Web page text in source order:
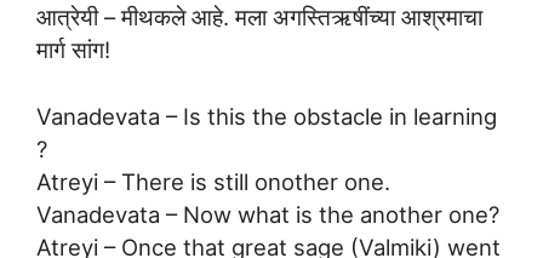
आत्रेयी – मीथकले आहे. मला अगस्तिऋषींच्या आश्रमाचा
मार्ग सांग!
Vanadevata – Is this the obstacle in learning
?
Atreyi – There is still onother one.
Vanadevata – Now what is the another one?
Atreyi – Once that great sage (Valmiki) went